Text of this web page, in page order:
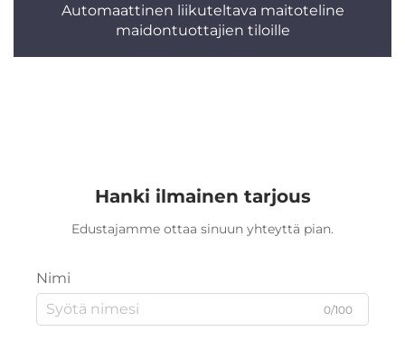
Automaattinen liikuteltava maitoteline
maidontuottajien tiloille
Hanki ilmainen tarjous
Edustajamme ottaa sinuun yhteyttä pian.
Nimi
0/100